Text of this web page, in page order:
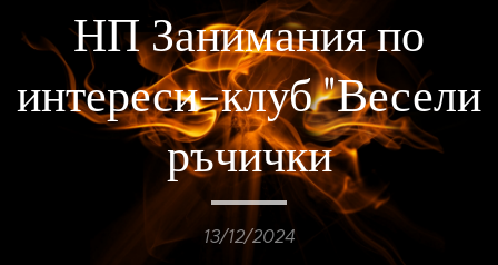
НП Занимания по
интереси-клуб "Весели
ръчички
13/12/2024